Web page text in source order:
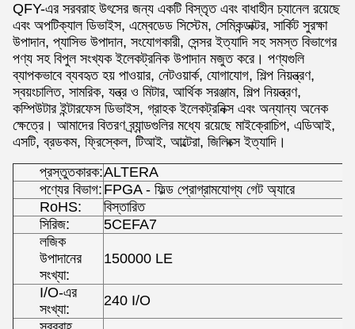
QFY-এর সরবরাহ উৎসের জন্য একটি বিস্তৃত এবং বাধাহীন চ্যানেল রয়েছে
এবং অপটিক্যাল ডিভাইস, এম্বেডেড সিস্টেম, সেমিকন্ডাক্টর, সার্কিট সুরক্ষা
উপাদান, প্যাসিভ উপাদান, সংযোগকারী, সেন্সর ইত্যাদি সহ সমস্ত বিভাগের
পণ্য সহ বিপুল সংখ্যক ইলেকট্রনিক উপাদান মজুত করে। পণ্যগুলি
ব্যাপকভাবে ব্যবহৃত হয় পাওয়ার, নেটওয়ার্ক, যোগাযোগ, শিল্প নিয়ন্ত্রণ,
স্বয়ংচালিত, সামরিক, যন্ত্র ও মিটার, আর্থিক সরঞ্জাম, শিল্প নিয়ন্ত্রণ,
কম্পিউটার ইন্টারফেস ডিভাইস, গ্রাহক ইলেকট্রনিক্স এবং অন্যান্য অনেক
ক্ষেত্রে। আমাদের বিতরণ ব্র্যান্ডগুলির মধ্যে রয়েছে মাইক্রোচিপ, এডিআই,
এসটি, ব্রডকম, ফ্রিস্কেল, টিআই, আল্টেরা, জিলিংক্স ইত্যাদি।
প্রস্তুতকারক:ALTERA
পণ্যের বিভাগ: FPGA - ফিল্ড প্রোগ্রামযোগ্য গেট অ্যারে
RoHS:
বিস্তারিত
সিরিজ:
5CEFA7
লজিক
উপাদানের
সংখ্যা:
150000 LE
I/O-এর
সংখ্যা:
240 I/O